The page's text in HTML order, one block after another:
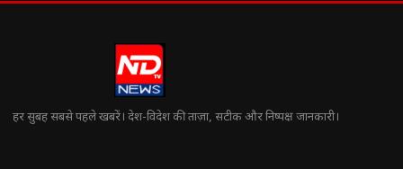
हर सुबह सबसे पहले खबरें। देश-विदेश की ताज़ा, सटीक और निष्पक्ष जानकारी।